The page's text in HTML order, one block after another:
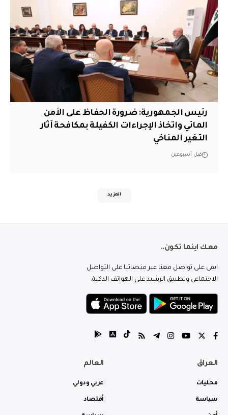
رئيس الجمهورية: ضرورة الحفاظ على الأمن
المائي واتخاذ الإجراءات الكفيلة بمكافحة آثار
التغير المناخي
قبل أسبوعين
المزيد
معك اينما تكون..
ابقى على تواصل معنا عبر منصاتنا على التواصل
الاجتماعي وتطبيق الرشيد على الهواتف الذكية.
العراق
محليات
سياسة
العالم
عربي ودولي
أقتصاد